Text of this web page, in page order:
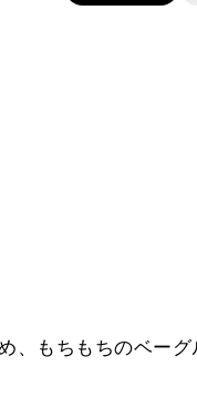
、もちもちのベーグ